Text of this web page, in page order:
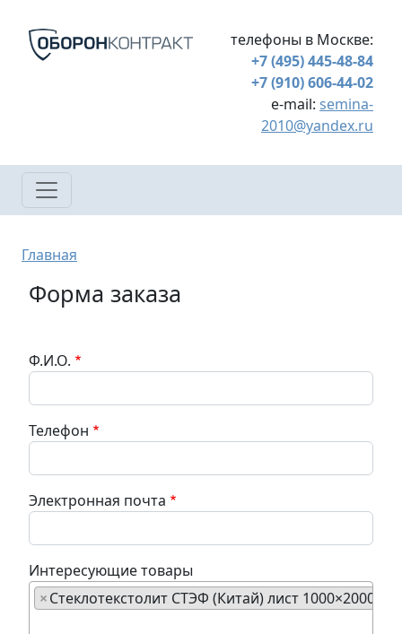
телефоны в Москве:
+7 (495) 445-48-84
+7 (910) 606-44-02
e-mail: semina-
2010@yandex.ru
Строка навигации
Главная
Форма заказа
Ф.И.О.
Телефон
Электронная почта
Интересующие товары
×Стеклотекстолит СТЭФ (Китай) лист 1000×2000×6